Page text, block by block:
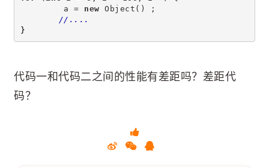
	 a =
new Object() ;
//....
}
代码一和代码二之间的性能有差距吗？差距代
码？